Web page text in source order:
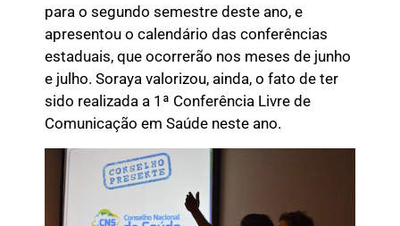
para o segundo semestre deste ano, e
apresentou o calendário das conferências
estaduais, que ocorrerão nos meses de junho
e julho. Soraya valorizou, ainda, o fato de ter
sido realizada a 1ª Conferência Livre de
Comunicação em Saúde neste ano.